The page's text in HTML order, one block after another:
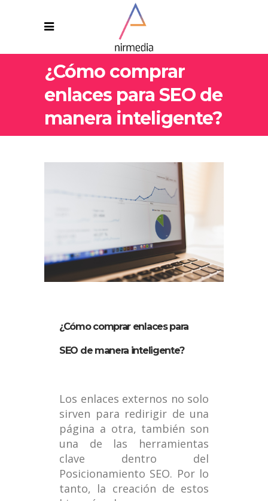
¿Cómo comprar
enlaces para SEO de
manera inteligente?
¿Cómo comprar enlaces para
SEO de manera inteligente?
Los enlaces externos no solo
sirven para redirigir de una
página a otra, también son
una de las herramientas
clave dentro del
Posicionamiento SEO. Por lo
tanto, la creación de estos